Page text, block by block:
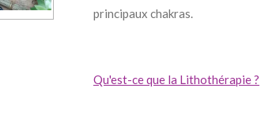
principaux chakras.
Qu'est-ce que la Lithothérapie ?